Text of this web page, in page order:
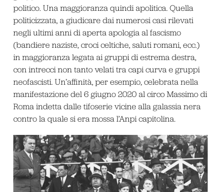
politico. Una maggioranza quindi apolitica. Quella
politicizzata, a giudicare dai numerosi casi rilevati
negli ultimi anni di aperta apologia al fascismo
(bandiere naziste, croci celtiche, saluti romani, ecc.)
in maggioranza legata ai gruppi di estrema destra,
con intrecci non tanto velati tra capi curva e gruppi
neofascisti. Un’affinità, per esempio, celebrata nella
manifestazione del 6 giugno 2020 al circo Massimo di
Roma indetta dalle tifoserie vicine alla galassia nera
contro la quale si era mossa l’Anpi capitolina.